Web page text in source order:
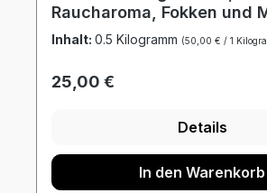
Raucharoma, Fokken und
1.000g Schale
Inhalt: 0.5 Kilogramm (50,00 € / 1
Regulärer Preis:
25,00 €
Details
In den Warenkorb